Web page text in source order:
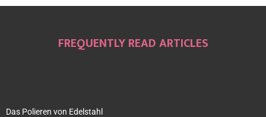
FREQUENTLY READ ARTICLES
Das Polieren von Edelstahl